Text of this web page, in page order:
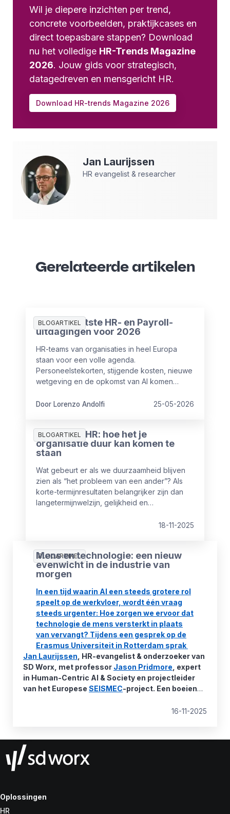
Wil je diepere inzichten per trend,
concrete voorbeelden, praktijkcases en
direct toepasbare stappen? Download
nu het volledige HR-Trends Magazine
2026. Jouw gids voor strategisch,
datagedreven en mensgericht HR.
Download HR-trends Magazine 2026
Jan Laurijssen
HR evangelist & researcher
Gerelateerde artikelen
BLOGARTIKEL
De 10 grootste HR- en Payroll-
uitdagingen voor 2026
HR-teams van organisaties in heel Europa
staan voor een volle agenda.
Personeelstekorten, stijgende kosten, nieuwe
wetgeving en de opkomst van AI komen
uitdagingen bestaan. De vraag is welke het
Door Lorenzo Andolfi 25-05-2026
BLOGARTIKEL
Duurzaam HR: hoe het je
organisatie duur kan komen te
staan
Wat gebeurt er als we duurzaamheid blijven
zien als “het probleem van een ander”? Als
korte-termijnresultaten belangrijker zijn dan
langetermijnwelzijn, gelijkheid en
sneller groeien dan de systemen die hen18-11-2025
BLOGARTIKEL
Mens en technologie: een nieuw
evenwicht in de industrie van
morgen
In een tijd waarin AI een steeds grotere rol
speelt op de werkvloer, wordt één vraag
steeds urgenter: Hoe zorgen we ervoor dat
technologie de mens versterkt in plaats
van vervangt? Tijdens een gesprek op de
Erasmus Universiteit in Rotterdam sprak
Jan Laurijssen , HR-evangelist & onderzoeker van
SD Worx, met professor Jason Pridmore , expert
in Human-Centric AI & Society en projectleider
van het Europese SEISMEC-project. Een boeiend
16-11-2025
Oplossingen
HR